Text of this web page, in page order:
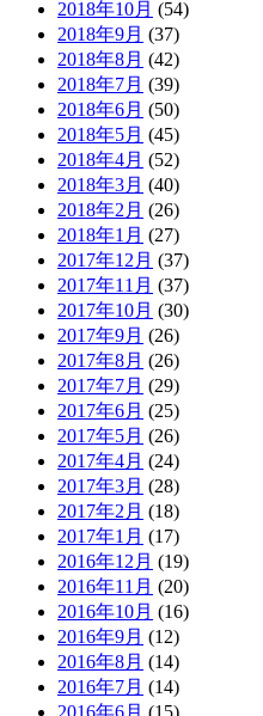
2018年10月 (54)
2018年9月 (37)
2018年8月 (42)
2018年7月 (39)
2018年6月 (50)
2018年5月 (45)
2018年4月 (52)
2018年3月 (40)
2018年2月 (26)
2018年1月 (27)
2017年12月 (37)
2017年11月 (37)
2017年10月 (30)
2017年9月 (26)
2017年8月 (26)
2017年7月 (29)
2017年6月 (25)
2017年5月 (26)
2017年4月 (24)
2017年3月 (28)
2017年2月 (18)
2017年1月 (17)
2016年12月 (19)
2016年11月 (20)
2016年10月 (16)
2016年9月 (12)
2016年8月 (14)
2016年7月 (14)